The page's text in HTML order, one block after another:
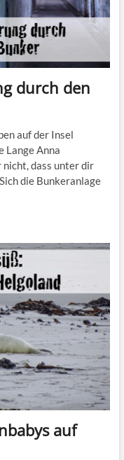
durch den
auf der Insel
Lange Anna
nicht, dass unter dir
die Bunkeranlage
auf